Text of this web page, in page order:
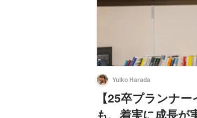
Yuiko Harada
【25卒プランナ
も、着実に成長が